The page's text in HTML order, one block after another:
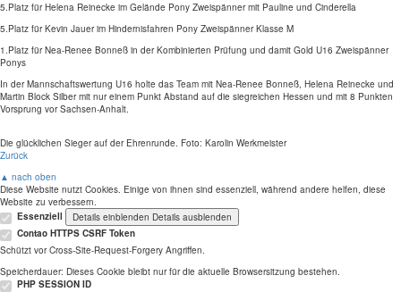
5.Platz für Helena Reinecke im Gelände Pony Zweispänner mit Pauline und Cinderella
5.Platz für Kevin Jauer im Hindernisfahren Pony Zweispänner Klasse M
1.Platz für Nea-Renee Bonneß in der Kombinierten Prüfung und damit Gold U16 Zweispänner
Ponys
In der Mannschaftswertung U16 holte das Team mit Nea-Renee Bonneß, Helena Reinecke und
Martin Block Silber mit nur einem Punkt Abstand auf die siegreichen Hessen und mit 8 Punkten
Vorsprung vor Sachsen-Anhalt.
Die glücklichen Sieger auf der Ehrenrunde. Foto: Karolin Werkmeister
Zurück
▲ nach oben
Diese Website nutzt Cookies. Einige von ihnen sind essenziell, während andere helfen, diese
Website zu verbessern.
Essenziell
Details einblenden Details ausblenden
Contao HTTPS CSRF Token
Schützt vor Cross-Site-Request-Forgery Angriffen.
Speicherdauer: Dieses Cookie bleibt nur für die aktuelle Browsersitzung bestehen.
PHP SESSION ID